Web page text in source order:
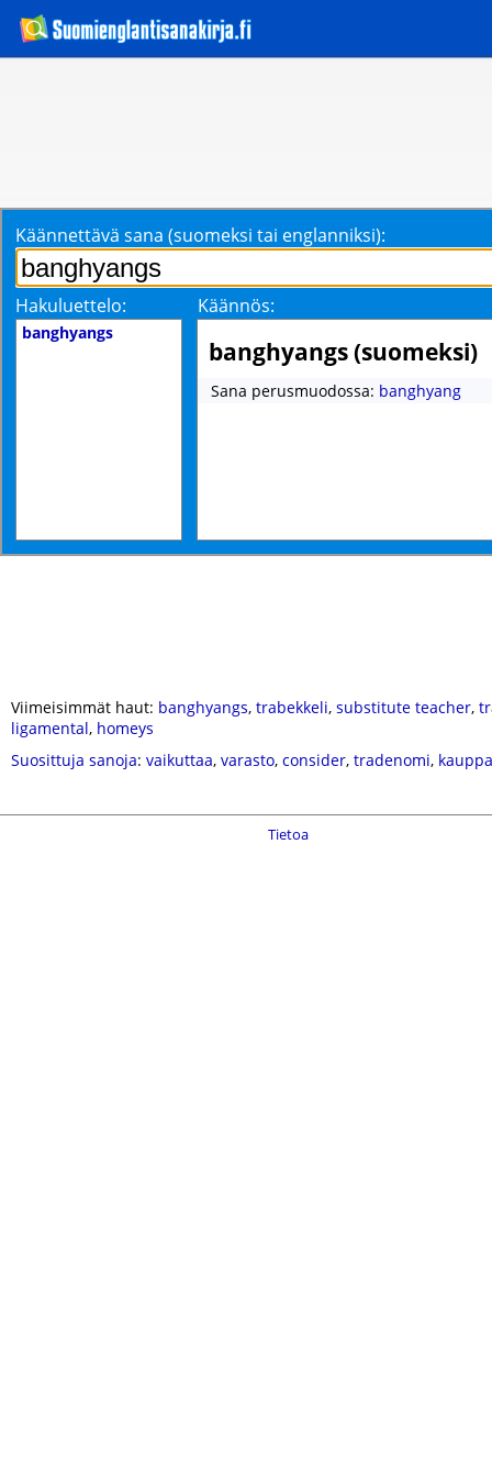
Käännettävä sana (suomeksi tai englanniksi):
Hakuluettelo: Käännös:
banghyangs
banghyangs (suomeksi)
Sana perusmuodossa: banghyang
Viimeisimmät haut: banghyangs, trabekkeli, substitute teacher,
ligamental, homeys
Suosittuja sanoja: vaikuttaa, varasto, consider, tradenomi, kauppa
Tietoa